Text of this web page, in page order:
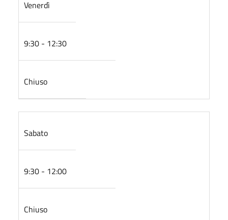
Venerdì
9:30 - 12:30
Chiuso
Sabato
9:30 - 12:00
Chiuso